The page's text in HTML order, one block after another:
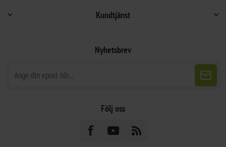
Kundtjänst
Nyhetsbrev
Följ oss